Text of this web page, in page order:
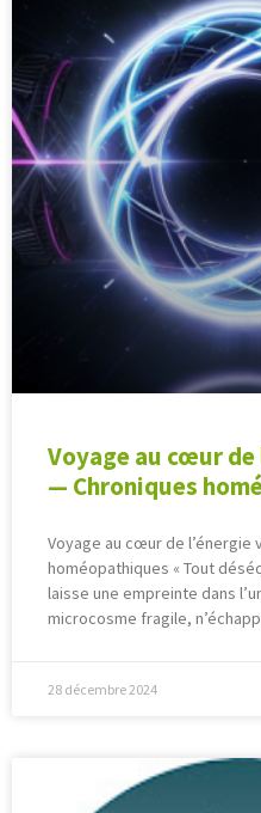
Voyage au cœur
— Chroniques
Voyage au cœur de l’énergie
homéopathiques « Tout
laisse une empreinte dans
microcosme fragile,
28 décembre 2024